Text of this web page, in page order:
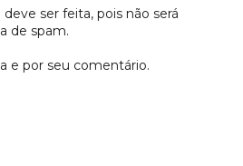
ser feita, pois não será
de spam.
e por seu comentário.